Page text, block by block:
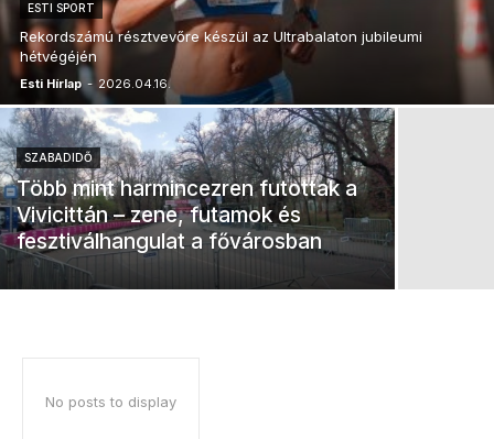
ESTI SPORT
Rekordszámú résztvevőre készül az Ultrabalaton jubileumi
hétvégéjén
Esti Hírlap - 2026.04.16.
SZABADIDŐ
Több mint harmincezren futottak a
Vivicittán – zene, futamok és
fesztiválhangulat a fővárosban
No posts to display